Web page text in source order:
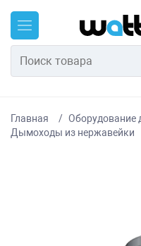
Главная
Оборудование
Дымоходы из нержавейки